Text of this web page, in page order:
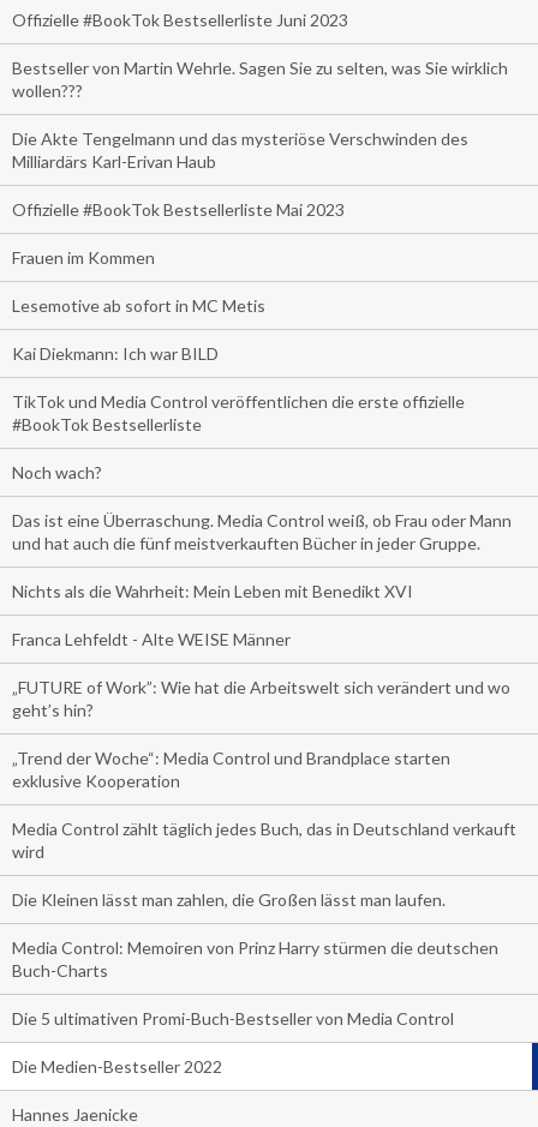
Offizielle #BookTok Bestsellerliste Juni 2023
Bestseller von Martin Wehrle. Sagen Sie zu selten, was Sie wirklich
wollen???
Die Akte Tengelmann und das mysteriöse Verschwinden des
Milliardärs Karl-Erivan Haub
Offizielle #BookTok Bestsellerliste Mai 2023
Frauen im Kommen
Lesemotive ab sofort in MC Metis
Kai Diekmann: Ich war BILD
TikTok und Media Control veröffentlichen die erste offizielle
#BookTok Bestsellerliste
Noch wach?
Das ist eine Überraschung. Media Control weiß, ob Frau oder Mann
und hat auch die fünf meistverkauften Bücher in jeder Gruppe.
Nichts als die Wahrheit: Mein Leben mit Benedikt XVI
Franca Lehfeldt - Alte WEISE Männer
„FUTURE of Work”: Wie hat die Arbeitswelt sich verändert und wo
geht’s hin?
„Trend der Woche“: Media Control und Brandplace starten
exklusive Kooperation
Media Control zählt täglich jedes Buch, das in Deutschland verkauft
wird
Die Kleinen lässt man zahlen, die Großen lässt man laufen.
Media Control: Memoiren von Prinz Harry stürmen die deutschen
Buch-Charts
Die 5 ultimativen Promi-Buch-Bestseller von Media Control
Die Medien-Bestseller 2022
Hannes Jaenicke